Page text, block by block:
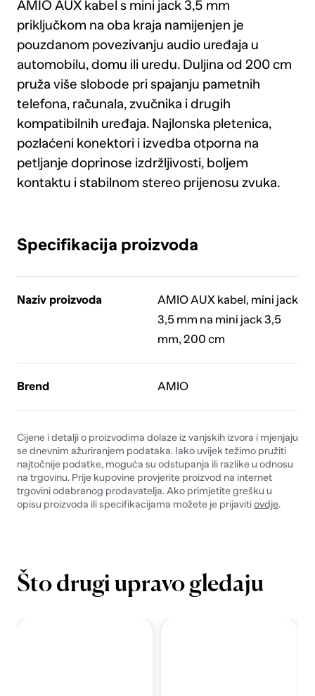
AMIO AUX kabel s mini jack 3,5 mm
priključkom na oba kraja namijenjen je
pouzdanom povezivanju audio uređaja u
automobilu, domu ili uredu. Duljina od 200 cm
pruža više slobode pri spajanju pametnih
telefona, računala, zvučnika i drugih
kompatibilnih uređaja. Najlonska pletenica,
pozlaćeni konektori i izvedba otporna na
petljanje doprinose izdržljivosti, boljem
kontaktu i stabilnom stereo prijenosu zvuka.
Specifikacija proizvoda
Naziv proizvoda
AMIO AUX kabel, mini jack
3,5 mm na mini jack 3,5
mm, 200 cm
Brend AMIO
Cijene i detalji o proizvodima dolaze iz vanjskih izvora i mjenjaju
se dnevnim ažuriranjem podataka. Iako uvijek težimo pružiti
najtočnije podatke, moguća su odstupanja ili razlike u odnosu
na trgovinu. Prije kupovine provjerite proizvod na internet
trgovini odabranog prodavatelja. Ako primjetite grešku u
opisu proizvoda ili specifikacijama možete je prijavitiovdje.
Što drugi upravo gledaju